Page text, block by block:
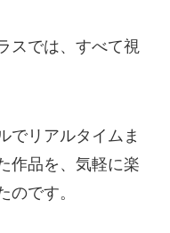
スでは、すべて視
でリアルタイムま
作品を、気軽に楽
です。